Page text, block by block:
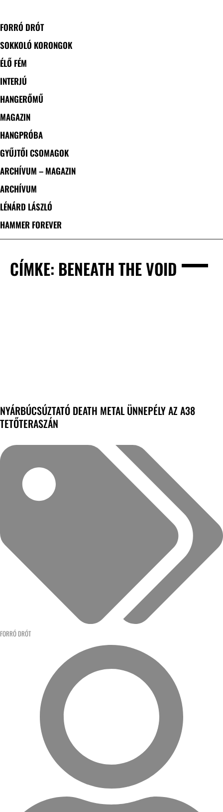
FORRÓ DRÓT
SOKKOLÓ KORONGOK
ÉLŐ FÉM
INTERJÚ
HANGERŐMŰ
MAGAZIN
HANGPRÓBA
GYŰJTŐI CSOMAGOK
ARCHÍVUM – MAGAZIN
ARCHÍVUM
LÉNÁRD LÁSZLÓ
HAMMER FOREVER
CÍMKE: BENEATH THE VOID
NYÁRBÚCSÚZTATÓ DEATH METAL ÜNNEPÉLY AZ A38
TETŐTERASZÁN
FORRÓ DRÓT